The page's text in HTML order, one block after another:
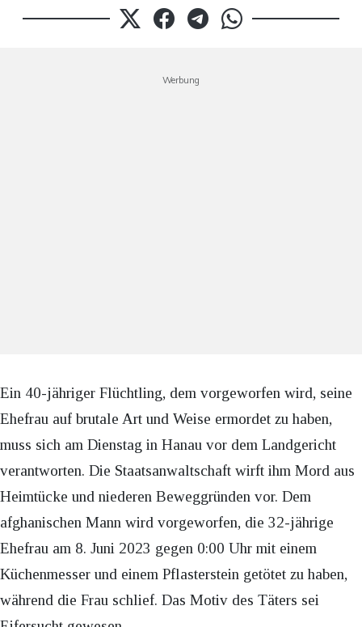
Werbung
Ein 40-jähriger Flüchtling, dem vorgeworfen wird, seine
Ehefrau auf brutale Art und Weise ermordet zu haben,
muss sich am Dienstag in Hanau vor dem Landgericht
verantworten. Die Staatsanwaltschaft wirft ihm Mord aus
Heimtücke und niederen Beweggründen vor. Dem
afghanischen Mann wird vorgeworfen, die 32-jährige
Ehefrau am 8. Juni 2023 gegen 0:00 Uhr mit einem
Küchenmesser und einem Pflasterstein getötet zu haben,
während die Frau schlief. Das Motiv des Täters sei